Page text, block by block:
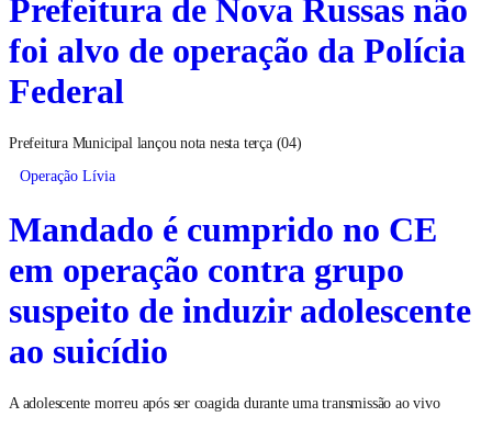
foi alvo de operação da Polícia
Federal
Prefeitura Municipal lançou nota nesta terça (04)
Operação Lívia
Mandado é cumprido no CE
em operação contra grupo
suspeito de induzir adolescente
ao suicídio
A adolescente morreu após ser coagida durante uma transmissão ao vivo